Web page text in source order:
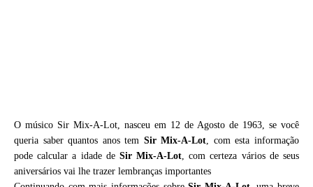
O músico Sir Mix-A-Lot, nasceu em 12 de Agosto de 1963, se você
queria saber quantos anos tem Sir Mix-A-Lot, com esta informação
pode calcular a idade de Sir Mix-A-Lot, com certeza vários de seus
aniversários vai lhe trazer lembranças importantes